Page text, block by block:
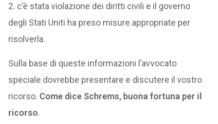
2. c’è stata violazione dei diritti civili e il governo
degli Stati Uniti ha preso misure appropriate per
risolverla.
Sulla base di queste informazioni l’avvocato
speciale dovrebbe presentare e discutere il vostro
ricorso. Come dice Schrems, buona fortuna per il
ricorso.